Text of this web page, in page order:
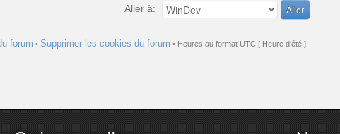
Aller à:
forum • Supprimer les cookies du forum • Heures au format UTC [ Heure d’été ]